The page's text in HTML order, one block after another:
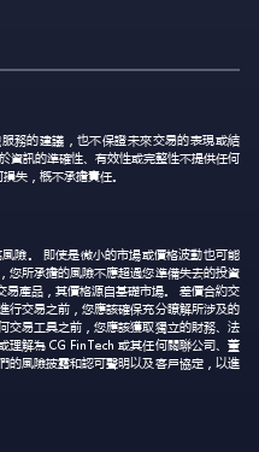
務的建議，也不保證未來交易的表現或結
資訊的準確性、有效性或完整性不提供任何
失，概不承擔責任。
險。 即使是微小的市場或價格波動也可能
您所承擔的風險不應超過您準備失去的投資
產品，其價格源自基礎市場。 差價合約交
行交易之前，您應該確保充分瞭解所涉及的
交易工具之前，您應該獲取獨立的財務、法
理解為 CG FinTech 或其任何關聯公司、董
的風險披露和認可聲明以及客戶協定，以進